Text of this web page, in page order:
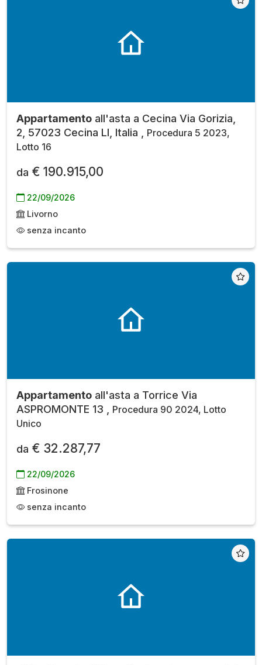
Appartamento all'asta a Cecina Via Gorizia,
2, 57023 Cecina LI, Italia ,
Procedura 5 2023,
Lotto 16
da € 190.915,00
22/09/2026
Livorno
senza incanto
Appartamento all'asta a Torrice Via
ASPROMONTE 13 ,
Procedura 90 2024, Lotto
Unico
da € 32.287,77
22/09/2026
Frosinone
senza incanto